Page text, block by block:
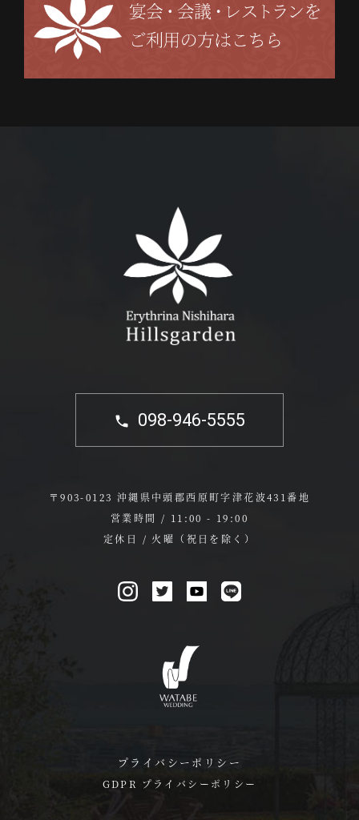
098-946-5555
〒903-0123 沖縄県中頭郡西原町字津花波431番地
営業時間 / 11:00 - 19:00
定休日 / 火曜（祝日を除く）
プライバシーポリシー
GDPR プライバシーポリシー